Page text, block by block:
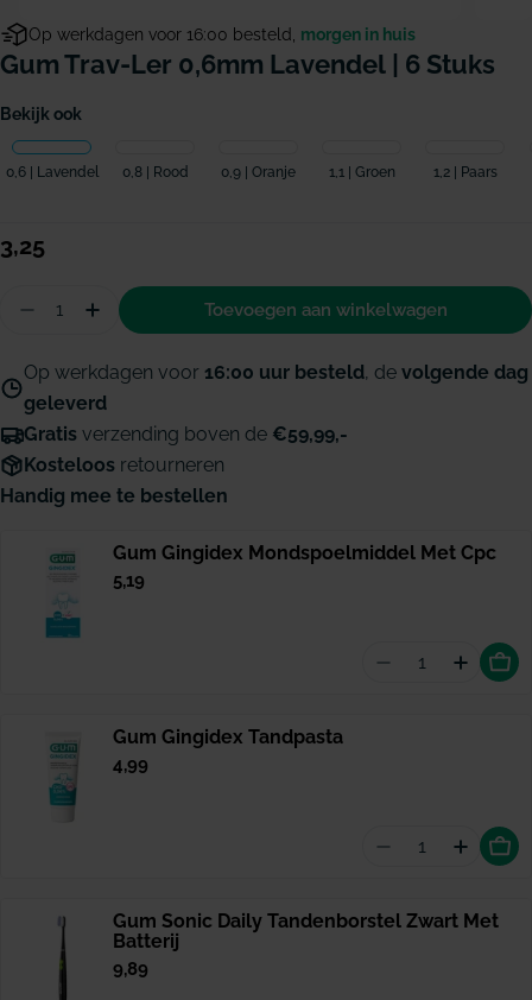
Op werkdagen voor 16:00 besteld, morgen in huis
Gum Trav-Ler 0,6mm Lavendel | 6 Stuks
Bekijk ook
0,6 | Lavendel 0,8 | Rood 0,9 | Oranje 1,1 | Groen 1,2 | Paars
Normale
3,25
Hoeveelheid
Aantal verminderen voor GUM Trav-Ler 0,6mm
Hoeveelheid verhogen voor GUM Trav-Ler
Toevoegen aan winkelwagen
Op werkdagen voor 16:00 uur besteld, de volgende dag
geleverd
Gratis verzending boven de €59,99,-
Kosteloos retourneren
Handig mee te bestellen
Gum Gingidex Mondspoelmiddel Met Cpc
Normale
5,19
Aantal
Gum Gingidex Tandpasta
Normale
4,99
Aantal
Gum Sonic Daily Tandenborstel Zwart Met
Batterij
Normale
9,89